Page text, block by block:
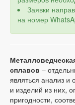
Заявки
на номер
сплавов –
являться анализ и
и изделий из них,
пригодности,